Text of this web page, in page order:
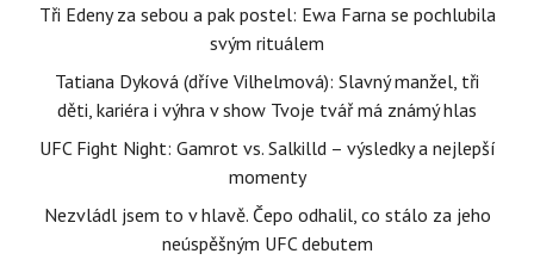
Tři Edeny za sebou a pak postel: Ewa Farna se pochlubila
svým rituálem
Tatiana Dyková (dříve Vilhelmová): Slavný manžel, tři
děti, kariéra i výhra v show Tvoje tvář má známý hlas
UFC Fight Night: Gamrot vs. Salkilld – výsledky a nejlepší
momenty
Nezvládl jsem to v hlavě. Čepo odhalil, co stálo za jeho
neúspěšným UFC debutem